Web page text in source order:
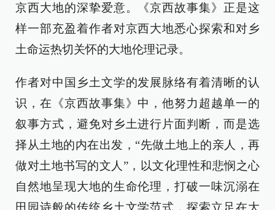
京西大地的深挚爱意。《京西故事集》正是这
样一部充盈着作者对京西大地悉心探索和对乡
土命运热切关怀的大地伦理记录。
作者对中国乡土文学的发展脉络有着清晰的认
识，在《京西故事集》中，他努力超越单一的
叙事方式，避免对乡土进行片面判断，而是选
择从土地的内在出发，“先做土地上的亲人，再
做对土地书写的文人”，以文化理性和悲悯之心
自然地呈现大地的生命伦理，打破一味沉溺在
田园诗般的传统乡土文学范式，探索立足在大